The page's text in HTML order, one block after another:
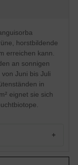
Blütenstände,
neutral
horstbildende
erreichen kann.
an sonnigen
Juni bis Juli
in
eignet sie sich